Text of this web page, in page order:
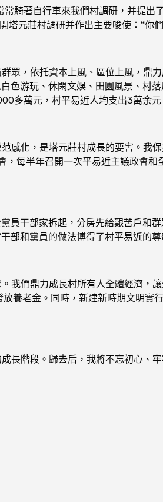
騎著自行車來我們村調研，并提
塔元莊村調研并作出主要唆使：“你
眾，依托資本上風、區位上風，鼎
色游玩、休閑文娛、田園風景、
多萬元，村平易近人均支出3萬余元
感化，是塔元莊村成長的要害。我
，每半年召開一次平易近主議政會
員干部家拆起，分房先給艱苦戶
部和黨員的做法博得了村平易近的
我們鼎力成長村所有人全體經濟，
養老金。同時，新建新時期文明
長階段。歸去后，我將不忘初心、